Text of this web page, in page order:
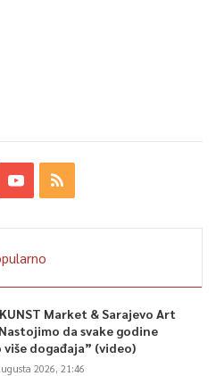
Market & Sarajevo Art
da svake godine
događaja” (video)
2026, 21:46